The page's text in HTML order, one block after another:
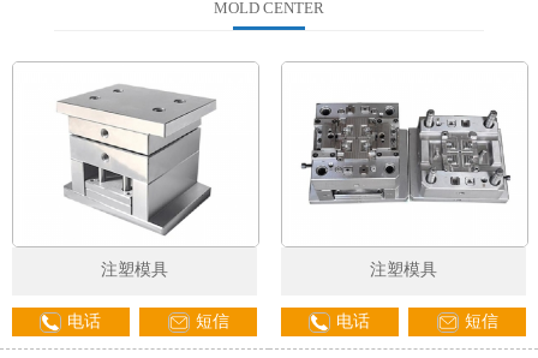
MOLD CENTER
注塑模具
电话 短信
注塑模具
电话 短信